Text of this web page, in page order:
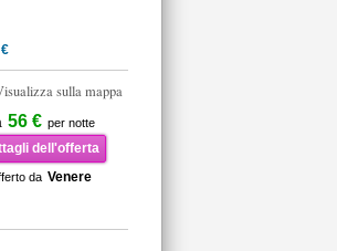
sulla mappa
56 € per notte
dell'offerta
da Venere